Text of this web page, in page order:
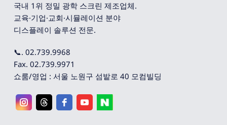
국내 1위 정밀 광학 스크린 제조업체.
교육·기업·교회·시뮬레이션 분야
디스플레이 솔루션 전문.
📞. 02.739.9968
Fax. 02.739.9971
쇼룸/영업 : 서울 노원구 섬밭로 40 모컴빌딩